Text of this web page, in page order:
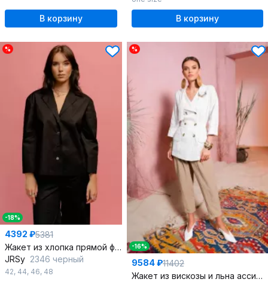
В корзину В корзину
%
-18%
4392 ₽5381
Жакет из хлопка прямой формы с воротником и пуговицами
JRSy 2346 черный
42, 44, 46, 48
%
-16%
9584 ₽11402
Жакет из вискозы и льна ассиметричный летний